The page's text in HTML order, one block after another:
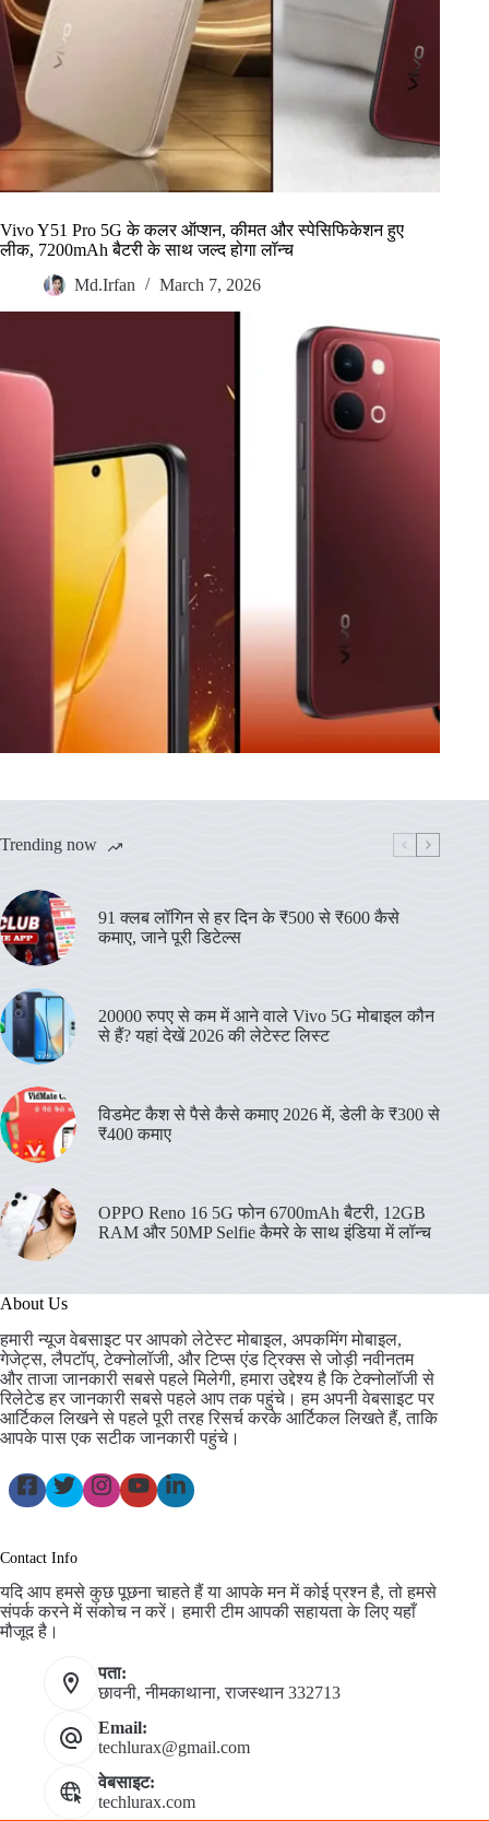
Vivo Y51 Pro 5G के कलर ऑप्शन, कीमत और स्पेसिफिकेशन हुए
लीक, 7200mAh बैटरी के साथ जल्द होगा लॉन्च
Md.Irfan
March 7, 2026
Trending now
91 क्लब लॉगिन से हर दिन के ₹500 से ₹600 कैसे
कमाए, जाने पूरी डिटेल्स
20000 रुपए से कम में आने वाले Vivo 5G मोबाइल कौन
से हैं? यहां देखें 2026 की लेटेस्ट लिस्ट
विडमेट कैश से पैसे कैसे कमाए 2026 में, डेली के ₹300 से
₹400 कमाए
OPPO Reno 16 5G फोन 6700mAh बैटरी, 12GB
RAM और 50MP Selfie कैमरे के साथ इंडिया में लॉन्च
About Us
हमारी न्यूज वेबसाइट पर आपको लेटेस्ट मोबाइल, अपकमिंग मोबाइल,
गेजेट्स, लैपटॉप्, टेक्नोलॉजी, और टिप्स एंड ट्रिक्स से जोड़ी नवीनतम
और ताजा जानकारी सबसे पहले मिलेगी, हमारा उद्देश्य है कि टेक्नोलॉजी से
रिलेटेड हर जानकारी सबसे पहले आप तक पहुंचे। हम अपनी वेबसाइट पर
आर्टिकल लिखने से पहले पूरी तरह रिसर्च करके आर्टिकल लिखते हैं, ताकि
आपके पास एक सटीक जानकारी पहुंचे।
Contact Info
यदि आप हमसे कुछ पूछना चाहते हैं या आपके मन में कोई प्रश्न है, तो हमसे
संपर्क करने में संकोच न करें। हमारी टीम आपकी सहायता के लिए यहाँ
मौजूद है।
पता:
छावनी, नीमकाथाना, राजस्थान 332713
Email:
techlurax@gmail.com
वेबसाइट:
techlurax.com